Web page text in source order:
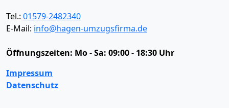
Tel.: 01579-2482340
E-Mail: info@hagen-umzugsfirma.de
Öffnungszeiten: Mo - Sa: 09:00 - 18:30 Uhr
Impressum
Datenschutz